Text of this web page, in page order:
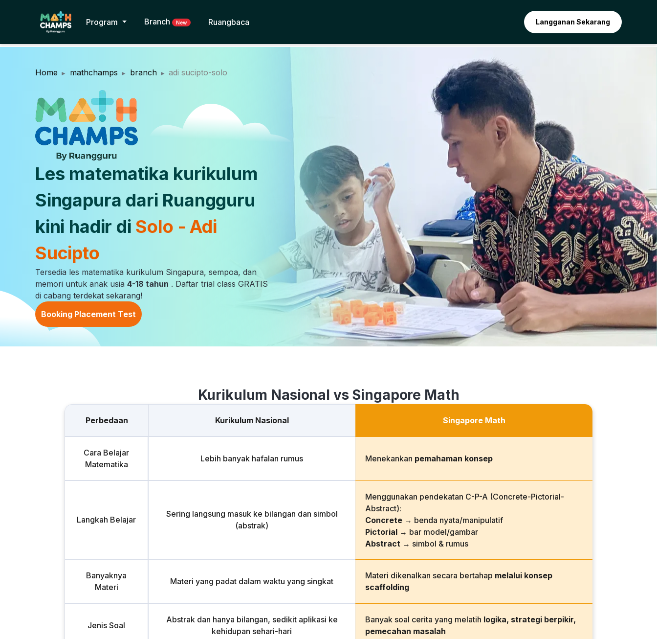
Program Branch New Ruangbaca Langganan Sekarang
Home mathchamps branch adi sucipto-solo
Les matematika kurikulum
Singapura dari Ruangguru
kini hadir di Solo - Adi
Sucipto
Tersedia les matematika kurikulum Singapura, sempoa, dan
memori untuk anak usia 4-18 tahun . Daftar trial class GRATIS
di cabang terdekat sekarang!
Booking Placement Test
Kurikulum Nasional vs Singapore Math
Perbedaan Kurikulum Nasional Singapore Math
Cara Belajar
Matematika
Lebih banyak hafalan rumus Menekankan pemahaman konsep
Langkah Belajar
Sering langsung masuk ke bilangan dan simbol
(abstrak)
Menggunakan pendekatan C-P-A (Concrete-Pictorial-
Abstract):
Concrete → benda nyata/manipulatif
Pictorial → bar model/gambar
Abstract → simbol & rumus
Banyaknya
Materi
Materi yang padat dalam waktu yang singkat
Materi dikenalkan secara bertahap melalui konsep
scaffolding
Jenis Soal
Abstrak dan hanya bilangan, sedikit aplikasi ke
kehidupan sehari-hari
Banyak soal cerita yang melatih logika, strategi berpikir,
pemecahan masalah